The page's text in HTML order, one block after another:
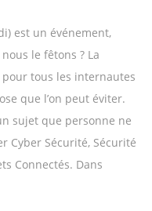
est un événement,
le fêtons ? La
tous les internautes
que l’on peut éviter.
sujet que personne ne
Cyber Sécurité, Sécurité
Connectés. Dans